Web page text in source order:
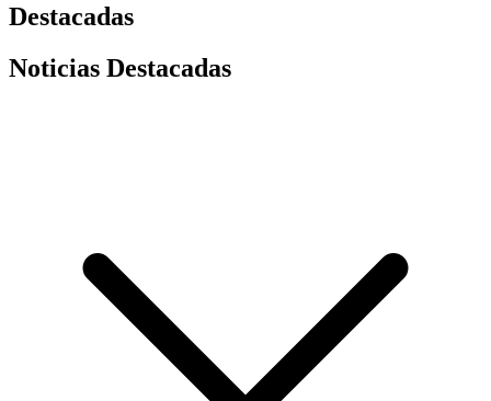
Destacadas
Noticias Destacadas